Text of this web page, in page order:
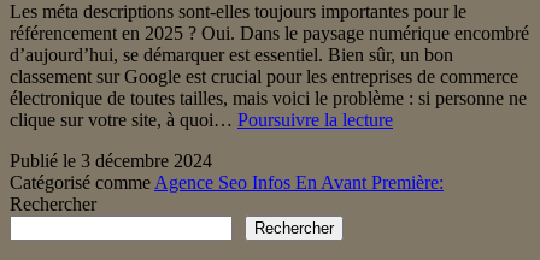
Les méta descriptions sont-elles toujours importantes pour le
référencement en 2025 ? Oui. Dans le paysage numérique encombré
d’aujourd’hui, se démarquer est essentiel. Bien sûr, un bon
classement sur Google est crucial pour les entreprises de commerce
électronique de toutes tailles, mais voici le problème : si personne ne
clique sur votre site, à quoi… Poursuivre la lectureMéta
pour
Publié le 3 décembre 2024
Catégorisé commeAgence Seo Infos En Avant Première:
Rechercher
Rechercher